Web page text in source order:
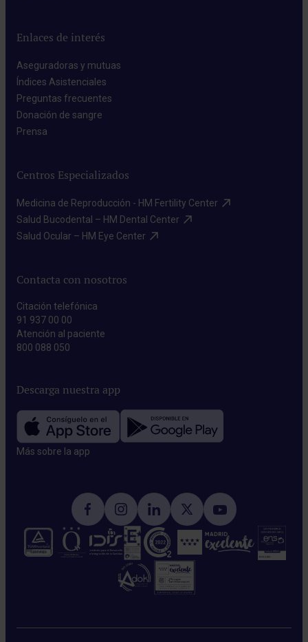
Enlaces de interés
Aseguradoras y mutuas​
Índices Asistenciales​
Preguntas frecuentes​
Donación de sangre​
Prensa​
Centros Especializados
Medicina de Reproducción - HM Fertility Center​
Salud Bucodental – HM Dental Center​
Salud Ocular – HM Eye Center​
Contacta con nosotros
Citación telefónica
91 937 00 00
Atención al paciente
800 088 050
Descarga nuestra app
Más sobre la app​